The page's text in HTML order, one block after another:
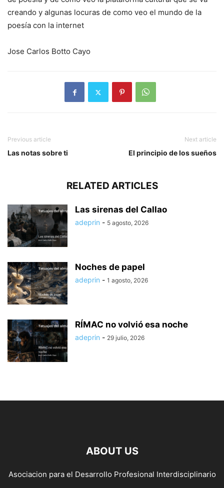
creando y algunas locuras de como veo el mundo de la
poesía con la internet
Jose Carlos Botto Cayo
Previous article
Las notas sobre ti
Next article
El principio de los sueños
RELATED ARTICLES
Las sirenas del Callao
adeprin - 5 agosto, 2026
Noches de papel
adeprin - 1 agosto, 2026
RÍMAC no volvió esa noche
adeprin - 29 julio, 2026
ABOUT US
Asociacion para el Desarrollo Profesional Interdisciplinario